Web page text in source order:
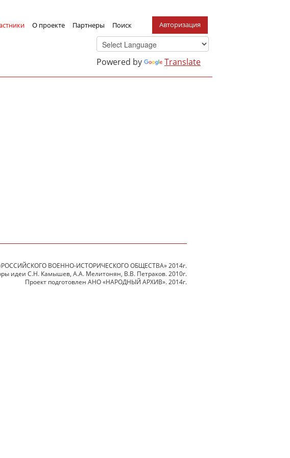
О проекте Партнеры Поиск Авторизация
Powered by Translate
ВОЕННО-ИСТОРИЧЕСКОГО ОБЩЕСТВА» 2014г.
идеи С.Н. Камышев, А.А. Мелитонян, В.В. Петраков. 2010г.
Проект подготовлен АНО «НАРОДНЫЙ АРХИВ». 2014г.